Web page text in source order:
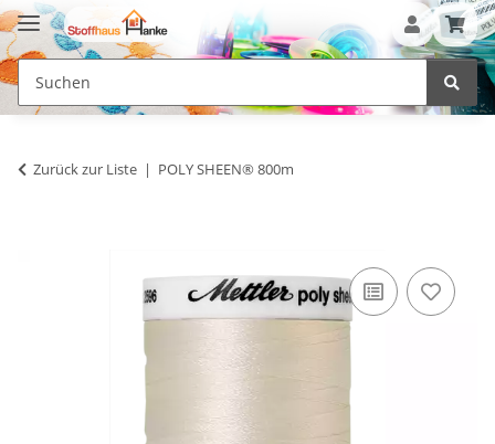
Zurück zur Liste POLY SHEEN® 800m